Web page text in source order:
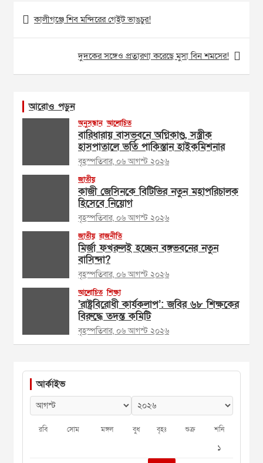
Post
navigation
কালীগঞ্জে শিব মন্দিরের গেইট ভাঙচুর!
দুদকের সঙ্গেও প্রতারণা করেছে মুসা বিন শমসের!
আরোও পড়ুন
অনুসন্ধান আলোচিত
বারিধারায় বাসভবনে অগ্নিকাণ্ড, সস্ত্রীক
হাসপাতালে ভর্তি পাকিস্তান হাইকমিশনার
বৃহস্পতিবার, ০৬ আগস্ট ২০২৬
জাতীয়
কাজী জেসিনকে বিটিভির নতুন মহাপরিচালক
হিসেবে নিয়োগ
বৃহস্পতিবার, ০৬ আগস্ট ২০২৬
জাতীয় রাজনীতি
মির্জা ফখরুলই হচ্ছেন বঙ্গভবনের নতুন
বাসিন্দা?
বৃহস্পতিবার, ০৬ আগস্ট ২০২৬
আলোচিত শিক্ষা
‘রাষ্ট্রবিরোধী কার্যকলাপ’: জবির ৬৮ শিক্ষকের
বিরুদ্ধে তদন্ত কমিটি
বৃহস্পতিবার, ০৬ আগস্ট ২০২৬
আর্কাইভ
রবি সোম মঙ্গল বুধ বৃহঃ শুক্র শনি
১